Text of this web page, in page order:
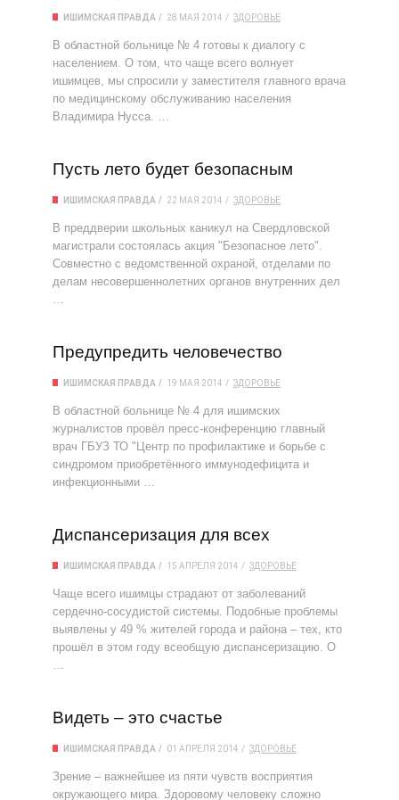
ИШИМСКАЯ ПРАВДА 28 МАЯ 2014 ЗДОРОВЬЕ
В областной больнице № 4 готовы к диалогу с
населением. О том, что чаще всего волнует
ишимцев, мы спросили у заместителя главного врача
по медицинскому обслуживанию населения
Владимира Нусса. …
Пусть лето будет безопасным
ИШИМСКАЯ ПРАВДА 22 МАЯ 2014 ЗДОРОВЬЕ
В преддверии школьных каникул на Свердловской
магистрали состоялась акция "Безопасное лето".
Совместно с ведомственной охраной, отделами по
делам несовершеннолетних органов внутренних дел
…
Предупредить человечество
ИШИМСКАЯ ПРАВДА 19 МАЯ 2014 ЗДОРОВЬЕ
В областной больнице № 4 для ишимских
журналистов провёл пресс-конференцию главный
врач ГБУЗ ТО "Центр по профилактике и борьбе с
синдромом приобретённого иммунодефицита и
инфекционными …
Диспансеризация для всех
ИШИМСКАЯ ПРАВДА 15 АПРЕЛЯ 2014 ЗДОРОВЬЕ
Чаще всего ишимцы страдают от заболеваний
сердечно-сосудистой системы. Подобные проблемы
выявлены у 49 % жителей города и района – тех, кто
прошёл в этом году всеобщую диспансеризацию. О
…
Видеть – это счастье
ИШИМСКАЯ ПРАВДА 01 АПРЕЛЯ 2014 ЗДОРОВЬЕ
Зрение – важнейшее из пяти чувств восприятия
окружающего мира. Здоровому человеку сложно